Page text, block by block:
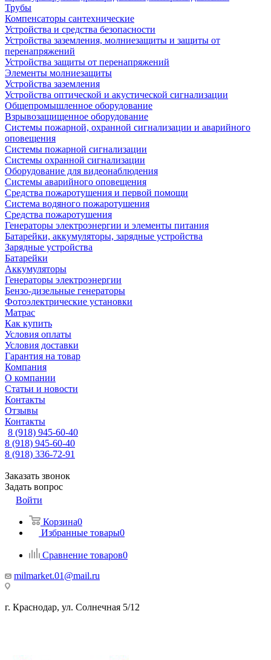
Трубы
Компенсаторы сантехнические
Устройства и средства безопасности
Устройства заземления, молниезащиты и защиты от
перенапряжений
Устройства защиты от перенапряжений
Элементы молниезащиты
Устройства заземления
Устройства оптической и акустической сигнализации
Общепромышленное оборудование
Взрывозащищенное оборудование
Системы пожарной, охранной сигнализации и аварийного
оповещения
Системы пожарной сигнализации
Системы охранной сигнализации
Оборудование для видеонаблюдения
Системы аварийного оповещения
Средства пожаротушения и первой помощи
Система водяного пожаротушения
Средства пожаротушения
Генераторы электроэнергии и элементы питания
Батарейки, аккумуляторы, зарядные устройства
Зарядные устройства
Батарейки
Аккумуляторы
Генераторы электроэнергии
Бензо-дизельные генераторы
Фотоэлектрические установки
Матрас
Как купить
Условия оплаты
Условия доставки
Гарантия на товар
Компания
О компании
Статьи и новости
Контакты
Отзывы
Контакты
8 (918) 945-60-40
8 (918) 945-60-40
8 (918) 336-72-91
Заказать звонок
Задать вопрос
Войти
Корзина0
Избранные товары0
Сравнение товаров0
milmarket.01@mail.ru
г. Краснодар, ул. Солнечная 5/12